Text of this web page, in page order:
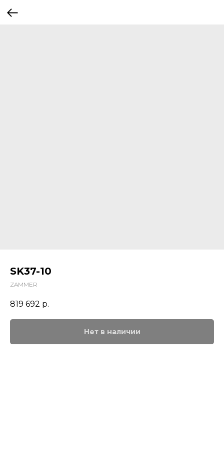
SK37-10
ZAMMER
819 692 р.
Нет в наличии